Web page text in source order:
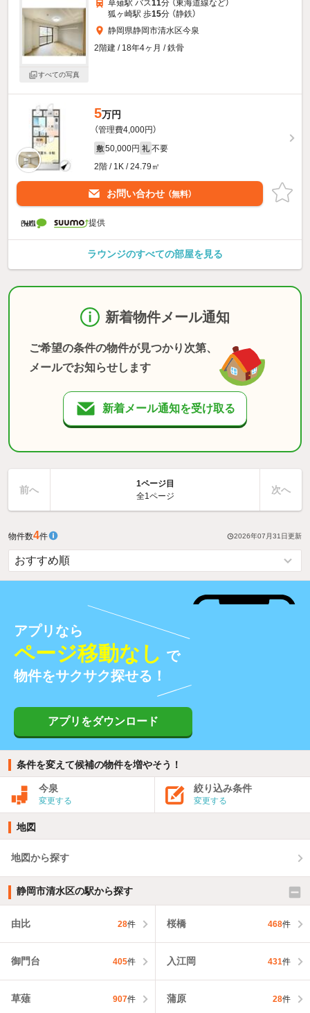
すべての写真
草薙駅 バス11分 （東海道線など）
狐ヶ崎駅 歩15分 （静鉄）
静岡県静岡市清水区今泉
2階建 / 18年4ヶ月 / 鉄骨
5万円
（管理費4,000円）
敷 50,000円 礼 不要
2階 / 1K / 24.79㎡
お問い合わせ （無料）
提供
ラウンジのすべての部屋を見る
新着物件メール通知
ご希望の条件の物件が見つかり次第、
メールでお知らせします
新着メール通知を受け取る
前へ
1ページ目
全1ページ
次へ
物件数4件 2026年07月31日更新
アプリなら
ページ移動なし で
物件をサクサク探せる！
アプリをダウンロード
条件を変えて候補の物件を増やそう！
今泉
変更する
絞り込み条件
変更する
地図
地図から探す
静岡市清水区の駅から探す
由比 28件 桜橋 468件
御門台 405件 入江岡 431件
草薙 907件 蒲原 28件